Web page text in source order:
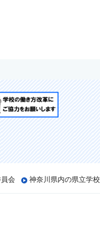
会 神奈川県内の県立学校